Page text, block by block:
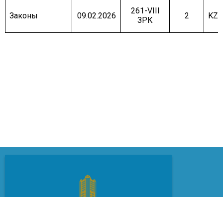
Законы 09.02.2026
261-VIII
ЗРК
2 KZ/